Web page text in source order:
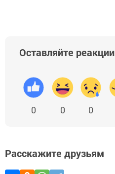
Оставляйте реакции
0 0 0
Расскажите друзьям